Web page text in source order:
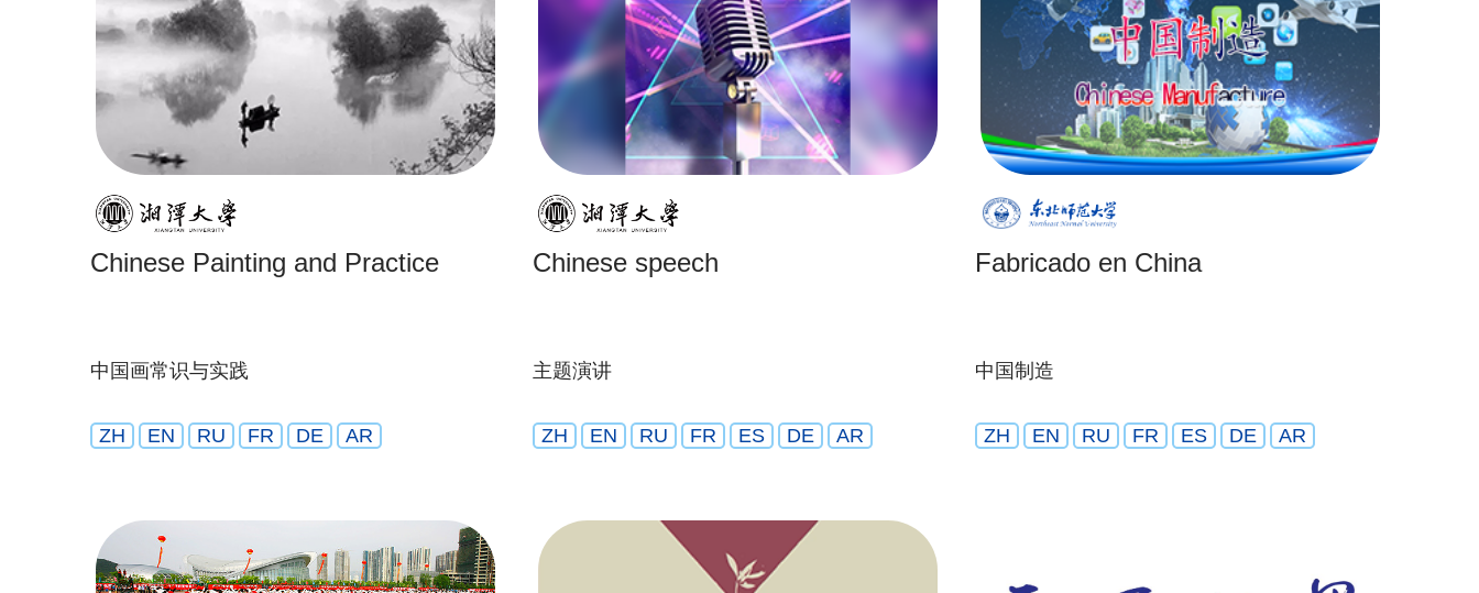
Chinese Painting and Practice
中国画常识与实践
ZH EN RU FR DE AR
Chinese speech
主题演讲
ZH EN RU FR ES DE AR
Fabricado en China
中国制造
ZH EN RU FR ES DE AR